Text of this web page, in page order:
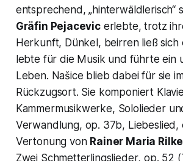
entsprechend, „hinterwäldlerisch“
Gräfin Pejacevicerlebte, trotz
Herkunft, Dünkel, beirren ließ sich
lebte für die Musik und führte ein
Leben. Našice blieb dabei für sie
Rückzugsort. Sie komponiert
Kammermusikwerke, Sololieder
Verwandlung, op. 37b, Liebeslied,
Vertonung von Rainer Maria
Zwei Schmetterlingslieder, op. 52